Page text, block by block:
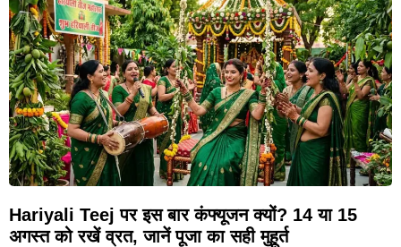
Hariyali Teej पर इस बार कंफ्यूजन क्यों? 14 या 15
अगस्त को रखें व्रत, जानें पूजा का सही मुहूर्त